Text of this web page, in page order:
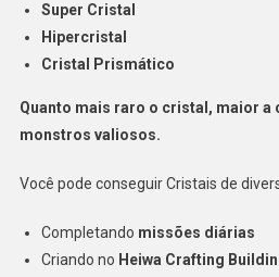
Super Cristal
Hipercristal
Cristal Prismático
Quanto mais raro o cristal, maior a
monstros valiosos.
Você pode conseguir Cristais de
Completando missões diárias
Criando no Heiwa Crafting